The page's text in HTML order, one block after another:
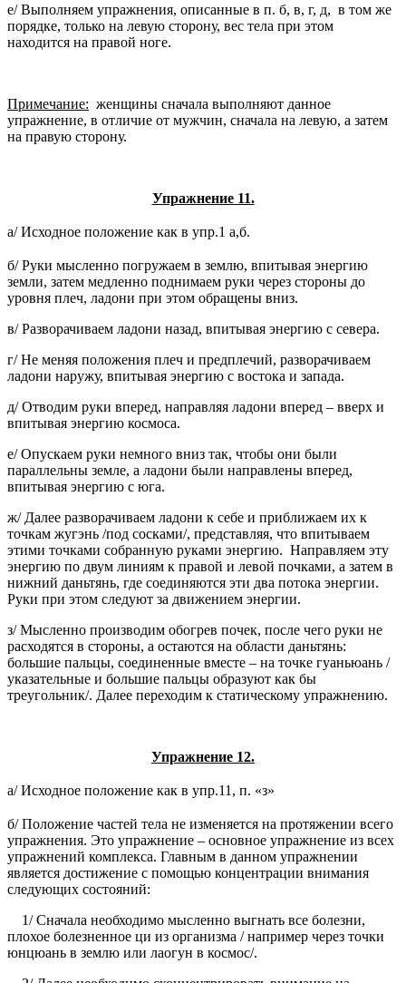
е/ Выполняем упражнения, описанные в п. б, в, г, д, в том же
порядке, только на левую сторону, вес тела при этом
находится на правой ноге.
Примечание: женщины сначала выполняют данное
упражнение, в отличие от мужчин, сначала на левую, а затем
на правую сторону.
Упражнение 11.
а/ Исходное положение как в упр.1 а,б.
б/ Руки мысленно погружаем в землю, впитывая энергию
земли, затем медленно поднимаем руки через стороны до
уровня плеч, ладони при этом обращены вниз.
в/ Разворачиваем ладони назад, впитывая энергию с севера.
г/ Не меняя положения плеч и предплечий, разворачиваем
ладони наружу, впитывая энергию с востока и запада.
д/ Отводим руки вперед, направляя ладони вперед – вверх и
впитывая энергию космоса.
е/ Опускаем руки немного вниз так, чтобы они были
параллельны земле, а ладони были направлены вперед,
впитывая энергию с юга.
ж/ Далее разворачиваем ладони к себе и приближаем их к
точкам жугэнь /под сосками/, представляя, что впитываем
этими точками собранную руками энергию. Направляем эту
энергию по двум линиям к правой и левой почками, а затем в
нижний даньтянь, где соединяются эти два потока энергии.
Руки при этом следуют за движением энергии.
з/ Мысленно производим обогрев почек, после чего руки не
расходятся в стороны, а остаются на области даньтянь:
большие пальцы, соединенные вместе – на точке гуаньюань /
указательные и большие пальцы образуют как бы
треугольник/. Далее переходим к статическому упражнению.
Упражнение 12.
а/ Исходное положение как в упр.11, п. «з»
б/ Положение частей тела не изменяется на протяжении всего
упражнения. Это упражнение – основное упражнение из всех
упражнений комплекса. Главным в данном упражнении
является достижение с помощью концентрации внимания
следующих состояний:
1/ Сначала необходимо мысленно выгнать все болезни,
плохое болезненное ци из организма / например через точки
юнцюань в землю или лаогун в космос/.